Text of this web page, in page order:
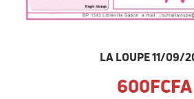
LA LOUPE 11/09/
600FCFA